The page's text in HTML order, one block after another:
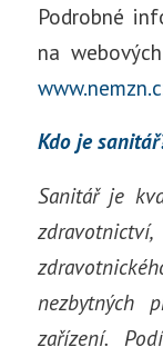
Podrobné
na
Kdo je
Sanitář je
nezbytných
zařízení.